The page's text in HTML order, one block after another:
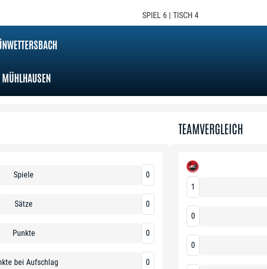
SPIEL 6 | TISCH 4
MÜHLHAUSEN
TEAMVERGLEICH
1
0
0
Spiele 0
Sätze 0
Punkte 0
bei Aufschlag 0